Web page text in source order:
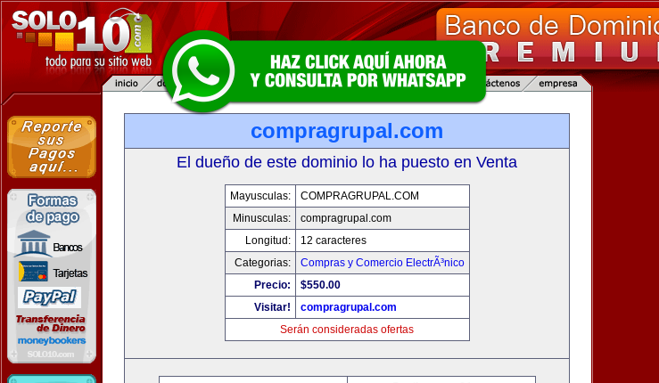
compragrupal.com
El dueño de este dominio lo ha puesto en Venta
Mayusculas:
COMPRAGRUPAL.COM
Minusculas:
compragrupal.com
Longitud:
12 caracteres
Categorias:
Compras y Comercio ElectrÃ³nico
Precio:
$550.00
Visitar!
compragrupal.com
Serán consideradas ofertas